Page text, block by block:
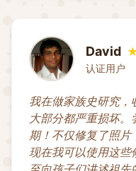
David
认证用户
我在做家族史研究
大部分都严重损坏
期！不仅修复了照片
现在我可以使用这些